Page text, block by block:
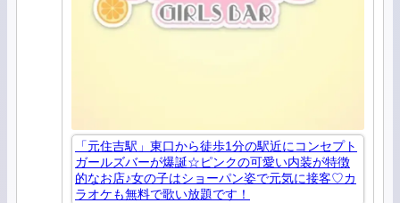
「元住吉駅」東口から徒歩1分の駅近にコンセプト
ガールズバーが爆誕☆ピンクの可愛い内装が特徴
的なお店♪女の子はショーパン姿で元気に接客♡カ
ラオケも無料で歌い放題です！